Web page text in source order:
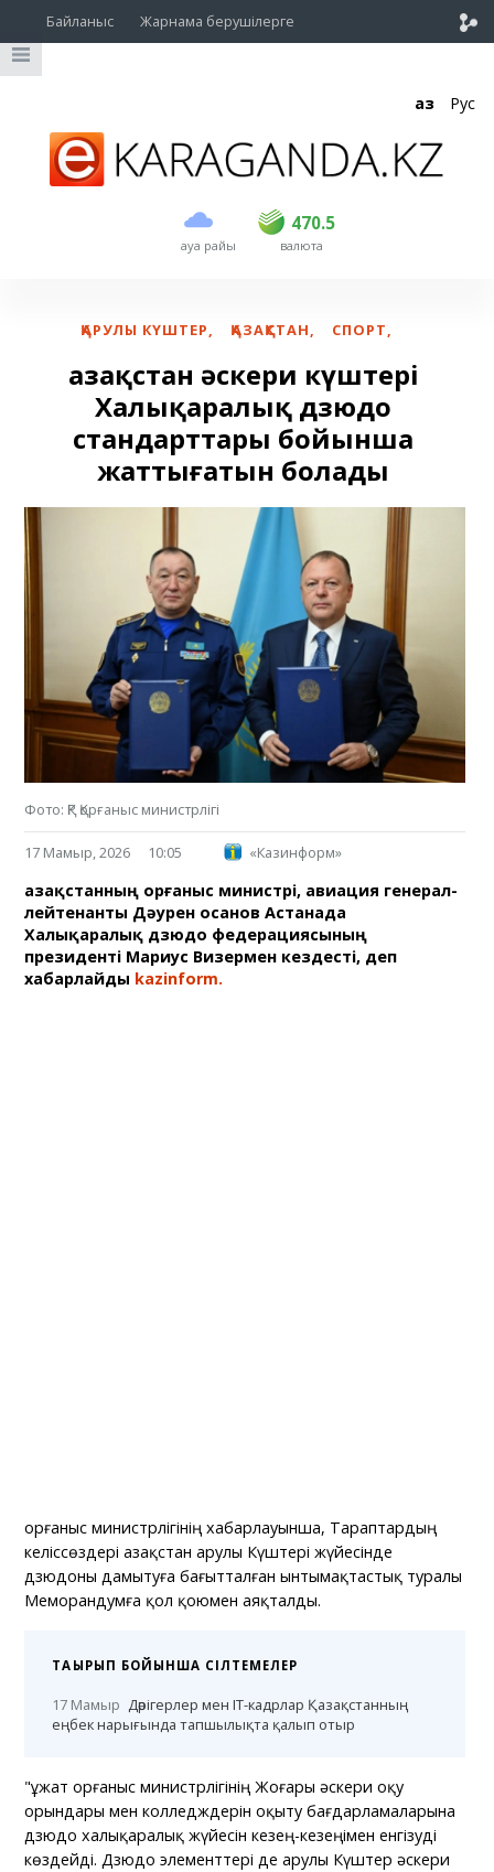
Байланыс Жарнама берушілерге
Қаз Рус
ауа райы
470.5
USD 468.5 470.5
EUR валюта
ҚАРУЛЫ КҮШТЕР, ҚАЗАҚСТАН, СПОРТ,
Қазақстан әскери күштері
Халықаралық дзюдо
стандарттары бойынша
жаттығатын болады
Фото: ҚР Қорғаныс министрлігі
17 Мамыр, 2026 10:05 «Казинформ»
Қазақстанның Қорғаныс министрі, авиация генерал-
лейтенанты Дәурен Қосанов Астанада
Халықаралық дзюдо федерациясының
президенті Мариус Визермен кездесті, деп
хабарлайды kazinform.
Қорғаныс министрлігінің хабарлауынша, Тараптардың
келіссөздері Қазақстан Қарулы Күштері жүйесінде
дзюдоны дамытуға бағытталған ынтымақтастық туралы
Меморандумға қол қоюмен аяқталды.
ТАҚЫРЫП БОЙЫНША СІЛТЕМЕЛЕР
17 Мамыр Дәрігерлер мен IT-кадрлар Қазақстанның
еңбек нарығында тапшылықта қалып отыр
"Құжат Қорғаныс министрлігінің Жоғары әскери оқу
орындары мен колледждерін оқыту бағдарламаларына
дзюдо халықаралық жүйесін кезең-кезеңімен енгізуді
көздейді. Дзюдо элементтері де Қарулы Күштер әскери